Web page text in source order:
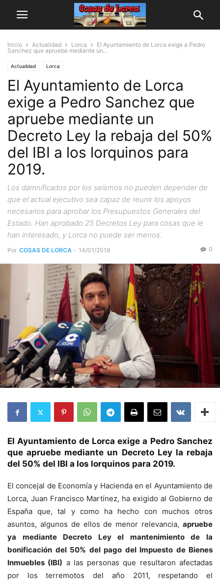
Inicio Actualidad Lorca
El Ayuntamiento de Lorca exige a Pedro
Sanchez que apruebe mediante un...
Actualidad Lorca
El Ayuntamiento de Lorca
exige a Pedro Sanchez que
apruebe mediante un
Decreto Ley la rebaja del 50%
del IBI a los lorquinos para
2019.
Los damnificados por los seísmos no pueden depender de
que el actual ejecutivo sea capaz de reunir los apoyos
necesarios para aprobar los Presupuestos Generales del
Estado. Han aprobado 25 Decretos Ley para cosas que le
han interesado, y Lorca no puede ser menos.
Por COSAS DE LORCA - 14/01/2019 0
El Ayuntamiento de Lorca exige a Pedro Sanchez
que apruebe mediante un Decreto Ley la rebaja
del 50% del IBI a los lorquinos para 2019.
El concejal de Economía y Hacienda en el Ayuntamiento de
Lorca, Juan Francisco Martínez, ha exigido al Gobierno de
España que, tal y como ha hecho con muchos otros
asuntos, algunos de ellos de menor relevancia, apruebe
ya mediante Decreto Ley el mantenimiento de la
bonificación del 50% del pago del Impuesto de Bienes
Inmuebles (IBI) a las personas que resultaron afectadas
por los terremotos del año 2011, respetando el